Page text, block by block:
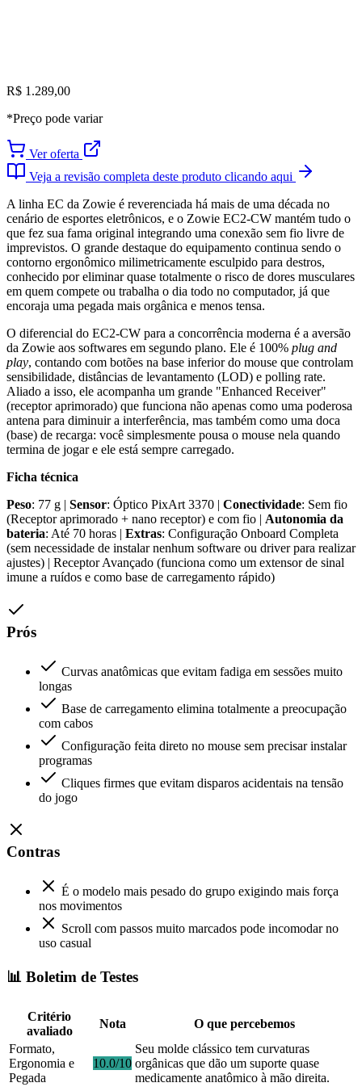
R$ 1.289,00
*Preço pode variar
Ver oferta
Veja a revisão completa deste produto clicando aqui
A linha EC da Zowie é reverenciada há mais de uma década no
cenário de esportes eletrônicos, e o Zowie EC2-CW mantém tudo o
que fez sua fama original integrando uma conexão sem fio livre de
imprevistos. O grande destaque do equipamento continua sendo o
contorno ergonômico milimetricamente esculpido para destros,
conhecido por eliminar quase totalmente o risco de dores musculares
em quem compete ou trabalha o dia todo no computador, já que
encoraja uma pegada mais orgânica e menos tensa.
O diferencial do EC2-CW para a concorrência moderna é a aversão
da Zowie aos softwares em segundo plano. Ele é 100% plug and
play, contando com botões na base inferior do mouse que controlam
sensibilidade, distâncias de levantamento (LOD) e polling rate.
Aliado a isso, ele acompanha um grande "Enhanced Receiver"
(receptor aprimorado) que funciona não apenas como uma poderosa
antena para diminuir a interferência, mas também como uma doca
(base) de recarga: você simplesmente pousa o mouse nela quando
termina de jogar e ele está sempre carregado.
Ficha técnica
Peso: 77 g | Sensor: Óptico PixArt 3370 | Conectividade: Sem fio
(Receptor aprimorado + nano receptor) e com fio | Autonomia da
bateria: Até 70 horas | Extras: Configuração Onboard Completa
(sem necessidade de instalar nenhum software ou driver para realizar
ajustes) | Receptor Avançado (funciona como um extensor de sinal
imune a ruídos e como base de carregamento rápido)
Prós
Curvas anatômicas que evitam fadiga em sessões muito
longas
Base de carregamento elimina totalmente a preocupação
com cabos
Configuração feita direto no mouse sem precisar instalar
programas
Cliques firmes que evitam disparos acidentais na tensão
do jogo
Contras
É o modelo mais pesado do grupo exigindo mais força
nos movimentos
Scroll com passos muito marcados pode incomodar no
uso casual
📊 Boletim de Testes
Critério
avaliado
Nota
O que percebemos
Formato,
Ergonomia e
Pegada
10.0/10
Seu molde clássico tem curvaturas
orgânicas que dão um suporte quase
medicamente anatômico à mão direita.